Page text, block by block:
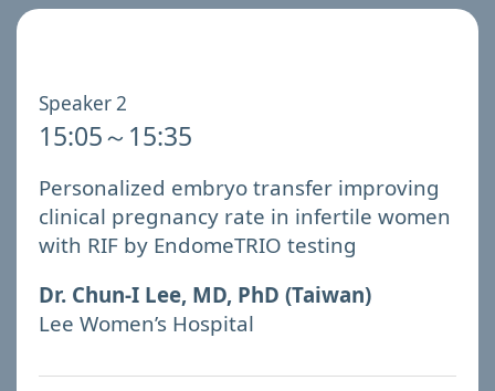
Speaker 2
15:05～15:35
Personalized embryo transfer improving
clinical pregnancy rate in infertile women
with RIF by EndomeTRIO testing
Dr. Chun-I Lee, MD, PhD (Taiwan)
Lee Women’s Hospital